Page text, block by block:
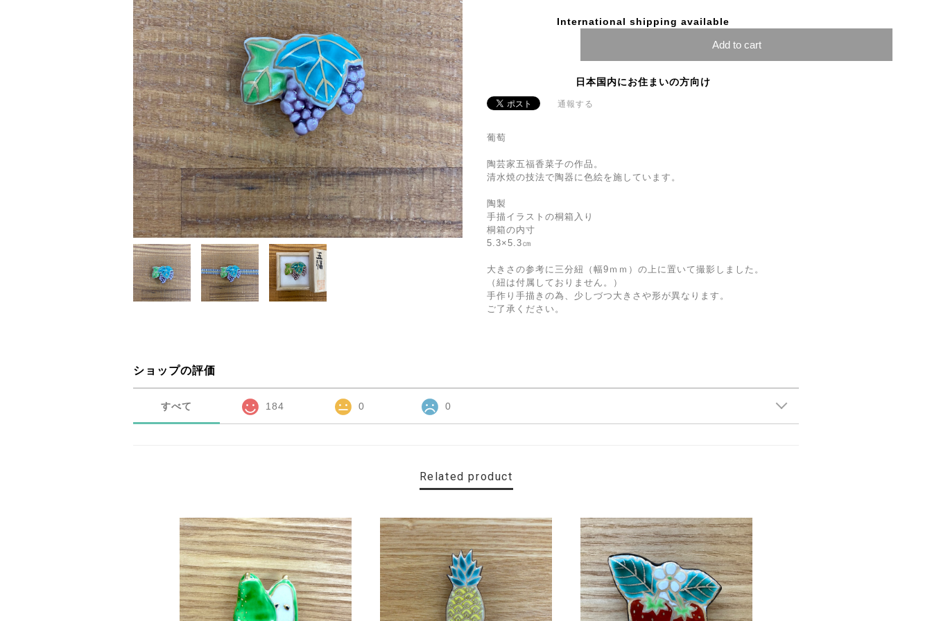
International shipping available
Add to cart
日本国内にお住まいの方向け
通報する
葡萄
陶芸家五福香菜子の作品。
清水焼の技法で陶器に色絵を施しています。
陶製
手描イラストの桐箱入り
桐箱の内寸
5.3×5.3㎝
大きさの参考に三分紐（幅9ｍｍ）の上に置いて撮影しました。
（紐は付属しておりません。）
手作り手描きの為、少しづつ大きさや形が異なります。
ご了承ください。
ショップの評価
すべて 184 0 0
Related product